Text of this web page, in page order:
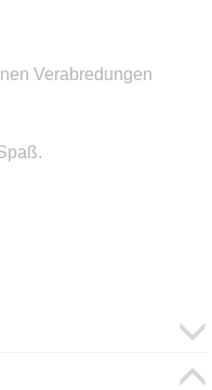
Verabredungen